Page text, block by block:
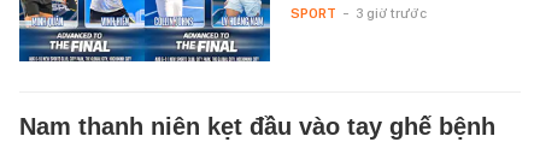
SPORT - 3 giờ trước
Nam thanh niên kẹt đầu vào tay ghế bệnh